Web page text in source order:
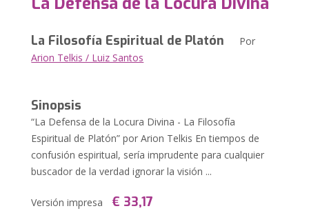
La Filosofía Espiritual de Platón Por
Arion Telkis / Luiz Santos
Sinopsis
“La Defensa de la Locura Divina - La Filosofía
Espiritual de Platón” por Arion Telkis En tiempos de
confusión espiritual, sería imprudente para cualquier
buscador de la verdad ignorar la visión ...
Versión impresa € 33,17